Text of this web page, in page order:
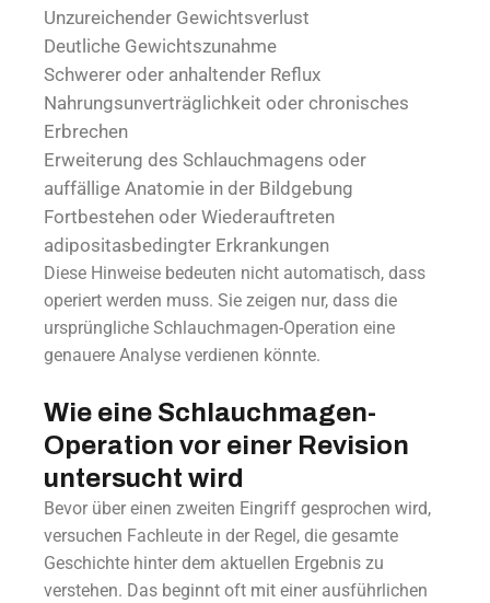
Unzureichender Gewichtsverlust
Deutliche Gewichtszunahme
Schwerer oder anhaltender Reflux
Nahrungsunverträglichkeit oder chronisches
Erbrechen
Erweiterung des Schlauchmagens oder
auffällige Anatomie in der Bildgebung
Fortbestehen oder Wiederauftreten
adipositasbedingter Erkrankungen
Diese Hinweise bedeuten nicht automatisch, dass
operiert werden muss. Sie zeigen nur, dass die
ursprüngliche Schlauchmagen-Operation eine
genauere Analyse verdienen könnte.
Wie eine Schlauchmagen-
Operation vor einer Revision
untersucht wird
Bevor über einen zweiten Eingriff gesprochen wird,
versuchen Fachleute in der Regel, die gesamte
Geschichte hinter dem aktuellen Ergebnis zu
verstehen. Das beginnt oft mit einer ausführlichen